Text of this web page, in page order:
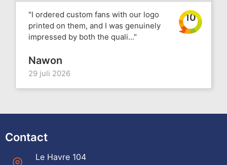
"I ordered custom fans with our logo
printed on them, and I was genuinely
impressed by both the quali..."
10
Nawon
29 juli 2026
Contact
Le Havre 104